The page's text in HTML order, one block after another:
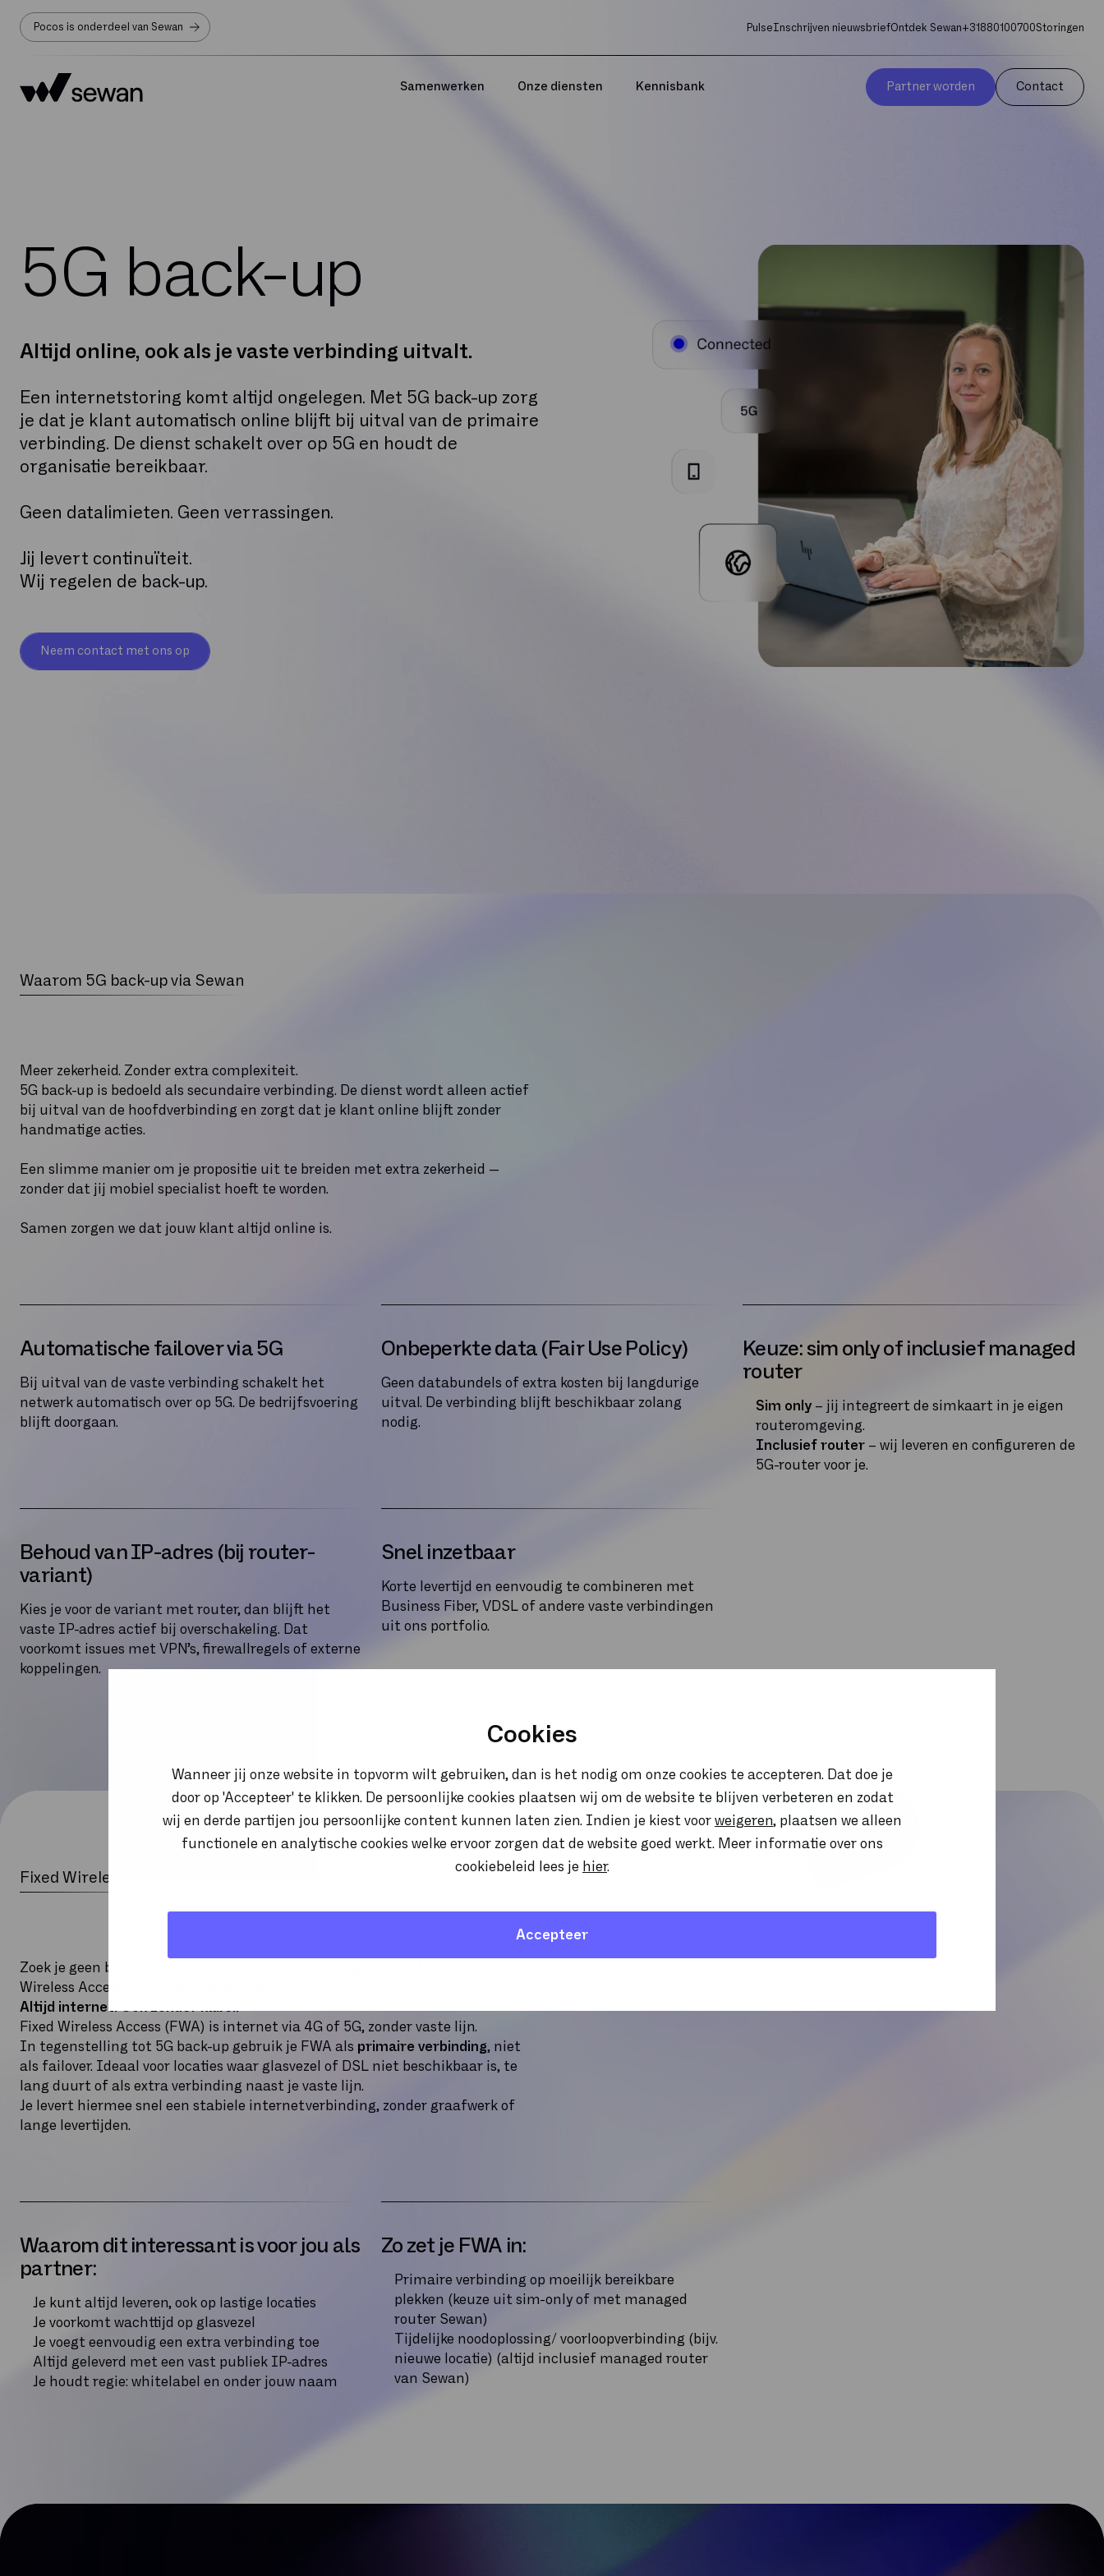
Cookies
Wanneer jij onze website in topvorm wilt gebruiken, dan is het nodig om onze cookies te accepteren. Dat doe je
door op 'Accepteer' te klikken. De persoonlijke cookies plaatsen wij om de website te blijven verbeteren en zodat
wij en derde partijen jou persoonlijke content kunnen laten zien. Indien je kiest voor weigeren, plaatsen we alleen
functionele en analytische cookies welke ervoor zorgen dat de website goed werkt. Meer informatie over ons
cookiebeleid lees je hier.
Accepteer
Pocos is onderdeel van Sewan PulseInschrijven nieuwsbriefOntdek Sewan+31880100700Storingen
Samenwerken Onze diensten Kennisbank Partner worden Contact
5G back-up
Altijd online, ook als je vaste verbinding uitvalt.
Een internetstoring komt altijd ongelegen. Met 5G back-up zorg
je dat je klant automatisch online blijft bij uitval van de primaire
verbinding. De dienst schakelt over op 5G en houdt de
organisatie bereikbaar.
Geen datalimieten. Geen verrassingen.
Jij levert continuïteit.
Wij regelen de back-up.
Neem contact met ons op
Waarom 5G back-up via Sewan
Meer zekerheid. Zonder extra complexiteit.
5G back-up is bedoeld als secundaire verbinding. De dienst wordt alleen actief
bij uitval van de hoofdverbinding en zorgt dat je klant online blijft zonder
handmatige acties.
Een slimme manier om je propositie uit te breiden met extra zekerheid —
zonder dat jij mobiel specialist hoeft te worden.
Samen zorgen we dat jouw klant altijd online is.
Automatische failover via 5G
Bij uitval van de vaste verbinding schakelt het
netwerk automatisch over op 5G. De bedrijfsvoering
blijft doorgaan.
Onbeperkte data (Fair Use Policy)
Geen databundels of extra kosten bij langdurige
uitval. De verbinding blijft beschikbaar zolang
nodig.
Keuze: sim only of inclusief managed
router
Sim only– jij integreert de simkaart in je eigen
routeromgeving.
Inclusief router– wij leveren en configureren de
5G-router voor je.
Behoud van IP-adres (bij router-
variant)
Kies je voor de variant met router, dan blijft het
vaste IP-adres actief bij overschakeling. Dat
voorkomt issues met VPN’s, firewallregels of externe
koppelingen.
Snel inzetbaar
Korte levertijd en eenvoudig te combineren met
Business Fiber, VDSL of andere vaste verbindingen
uit ons portfolio.
Fixed Wireless Access
Zoek je geen back-up, maar een primaire verbinding via 4G of 5G? Dan is Fixed
Wireless Access (FWA) een logische aanvulling.
Altijd internet. Ook zonder kabel.
Fixed Wireless Access (FWA) is internet via 4G of 5G, zonder vaste lijn.
In tegenstelling tot 5G back-up gebruik je FWA als primaire verbinding, niet
als failover. Ideaal voor locaties waar glasvezel of DSL niet beschikbaar is, te
lang duurt of als extra verbinding naast je vaste lijn.
Je levert hiermee snel een stabiele internetverbinding, zonder graafwerk of
lange levertijden.
Waarom dit interessant is voor jou als
partner:
Je kunt altijd leveren, ook op lastige locaties
Je voorkomt wachttijd op glasvezel
Je voegt eenvoudig een extra verbinding toe
Altijd geleverd met een vast publiek IP-adres
Je houdt regie: whitelabel en onder jouw naam
Zo zet je FWA in:
Primaire verbinding op moeilijk bereikbare
plekken (keuze uit sim-only of met managed
router Sewan)
Tijdelijke noodoplossing/ voorloopverbinding (bijv.
nieuwe locatie) (altijd inclusief managed router
van Sewan)